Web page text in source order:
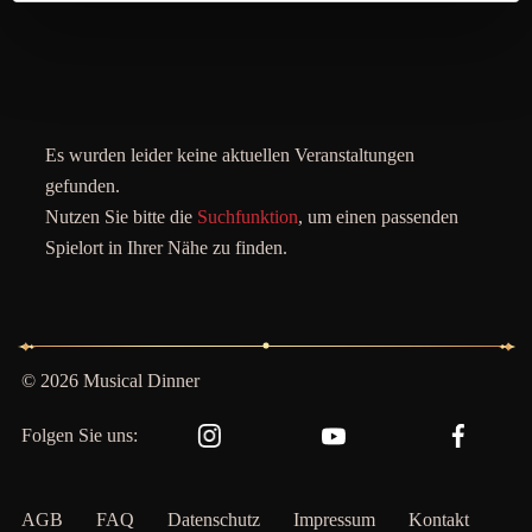
Es wurden leider keine aktuellen Veranstaltungen
gefunden.
Nutzen Sie bitte die Suchfunktion, um einen passenden
Spielort in Ihrer Nähe zu finden.
© 2026 Musical Dinner
Folgen Sie uns:
AGB FAQ Datenschutz Impressum Kontakt